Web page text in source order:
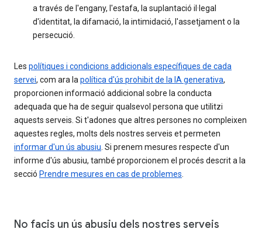
a través de l'engany, l'estafa, la suplantació il·legal
d'identitat, la difamació, la intimidació, l'assetjament o la
persecució.
Les polítiques i condicions addicionals específiques de cada
servei, com ara lapolítica d'ús prohibit de la IA generativa,
proporcionen informació addicional sobre la conducta
adequada que ha de seguir qualsevol persona que utilitzi
aquests serveis. Si t'adones que altres persones no compleixen
aquestes regles, molts dels nostres serveis et permeten
informar d'un ús abusiu. Si prenem mesures respecte d'un
informe d'ús abusiu, també proporcionem el procés descrit a la
secció Prendre mesures en cas de problemes.
No facis un ús abusiu dels nostres serveis